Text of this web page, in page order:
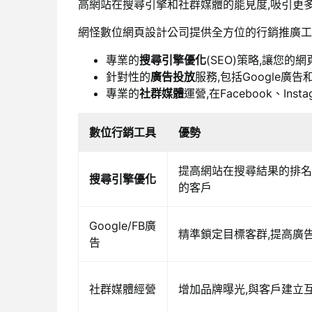
高網站在搜尋引擎和社群媒體的能見度,吸引更
網怪數位網頁設計公司提供全方位的行銷推廣
專業的搜尋引擎優化(SEO)策略,讓您的
針對性的廣告投放服務,包括Google廣告
專業的社群媒體運營,在Facebook、
數位行銷工具 優勢
搜尋引擎優化
提高網站在搜尋結果的排
的客戶
Google/FB廣
告
精準鎖定目標客群,提高廣
社群媒體經營 增加品牌曝光,與客戶建立